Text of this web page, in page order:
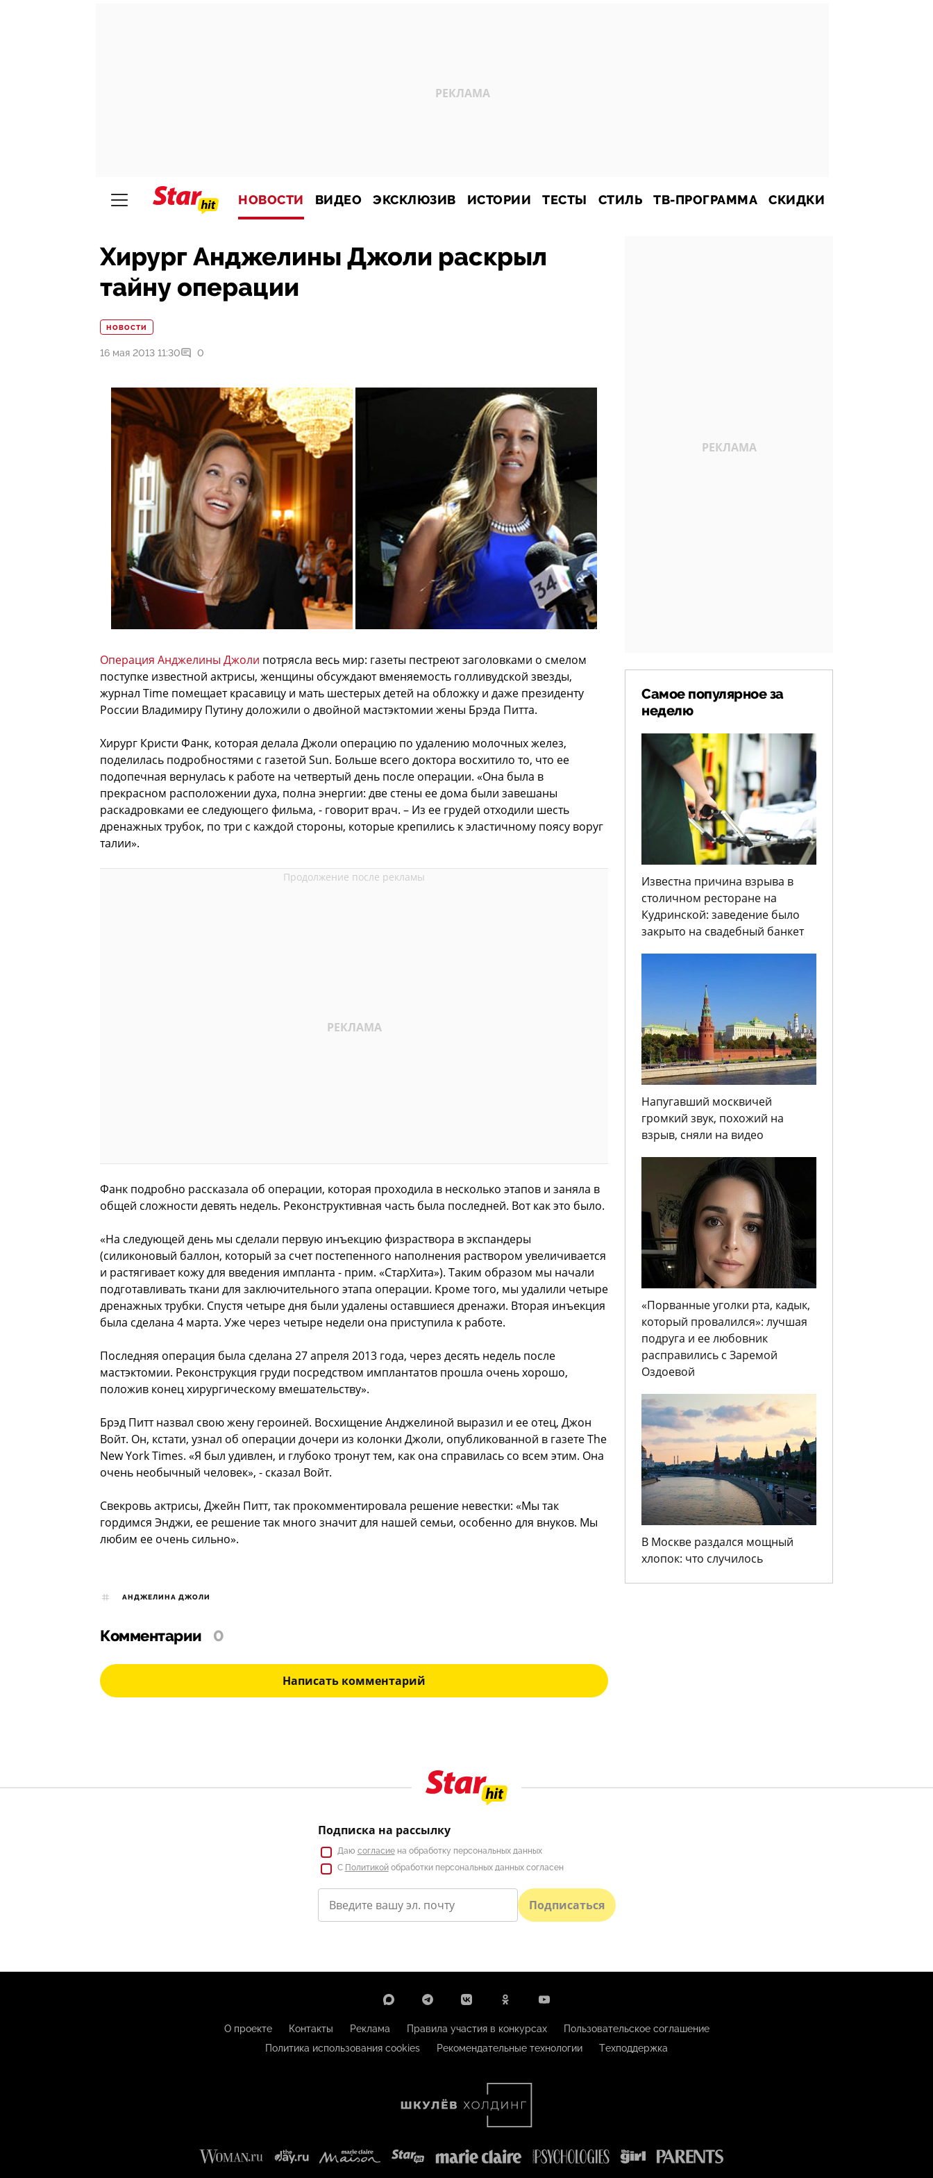
НОВОСТИ ВИДЕО ЭКСКЛЮЗИВ ИСТОРИИ ТЕСТЫ СТИЛЬ ТВ-ПРОГРАММА СКИДКИ
Хирург Анджелины Джоли раскрыл
тайну операции
НОВОСТИ
16 мая 2013 11:30 0
Операция Анджелины Джоли потрясла весь мир: газеты пестреют заголовками о смелом
поступке известной актрисы, женщины обсуждают вменяемость голливудской звезды,
журнал Time помещает красавицу и мать шестерых детей на обложку и даже президенту
России Владимиру Путину доложили о двойной мастэктомии жены Брэда Питта.
Хирург Кристи Фанк, которая делала Джоли операцию по удалению молочных желез,
поделилась подробностями с газетой Sun. Больше всего доктора восхитило то, что ее
подопечная вернулась к работе на четвертый день после операции. «Она была в
прекрасном расположении духа, полна энергии: две стены ее дома были завешаны
раскадровками ее следующего фильма, - говорит врач. – Из ее грудей отходили шесть
дренажных трубок, по три с каждой стороны, которые крепились к эластичному поясу воруг
талии».
Фанк подробно рассказала об операции, которая проходила в несколько этапов и заняла в
общей сложности девять недель. Реконструктивная часть была последней. Вот как это было.
«На следующей день мы сделали первую инъекцию физраствора в экспандеры
(силиконовый баллон, который за счет постепенного наполнения раствором увеличивается
и растягивает кожу для введения импланта - прим. «СтарХита»). Таким образом мы начали
подготавливать ткани для заключительного этапа операции. Кроме того, мы удалили четыре
дренажных трубки. Спустя четыре дня были удалены оставшиеся дренажи. Вторая инъекция
была сделана 4 марта. Уже через четыре недели она приступила к работе.
Последняя операция была сделана 27 апреля 2013 года, через десять недель после
мастэктомии. Реконструкция груди посредством имплантатов прошла очень хорошо,
положив конец хирургическому вмешательству».
Брэд Питт назвал свою жену героиней. Восхищение Анджелиной выразил и ее отец, Джон
Войт. Он, кстати, узнал об операции дочери из колонки Джоли, опубликованной в газете The
New York Times. «Я был удивлен, и глубоко тронут тем, как она справилась со всем этим. Она
очень необычный человек», - сказал Войт.
Свекровь актрисы, Джейн Питт, так прокомментировала решение невестки: «Мы так
гордимся Энджи, ее решение так много значит для нашей семьи, особенно для внуков. Мы
любим ее очень сильно».
АНДЖЕЛИНА ДЖОЛИ
Комментарии 0
Написать комментарий
Самое популярное за
неделю
Известна причина взрыва в
столичном ресторане на
Кудринской: заведение было
закрыто на свадебный банкет
Напугавший москвичей
громкий звук, похожий на
взрыв, сняли на видео
«Порванные уголки рта, кадык,
который провалился»: лучшая
подруга и ее любовник
расправились с Заремой
Оздоевой
В Москве раздался мощный
хлопок: что случилось
Подписка на рассылку
Даю согласиена обработку персональных данных
С Политикойобработки персональных данных согласен
Подписаться
О проекте Контакты Реклама Правила участия в конкурсах
Пользовательское соглашение
Политика использования cookies
Рекомендательные технологии Техподдержка